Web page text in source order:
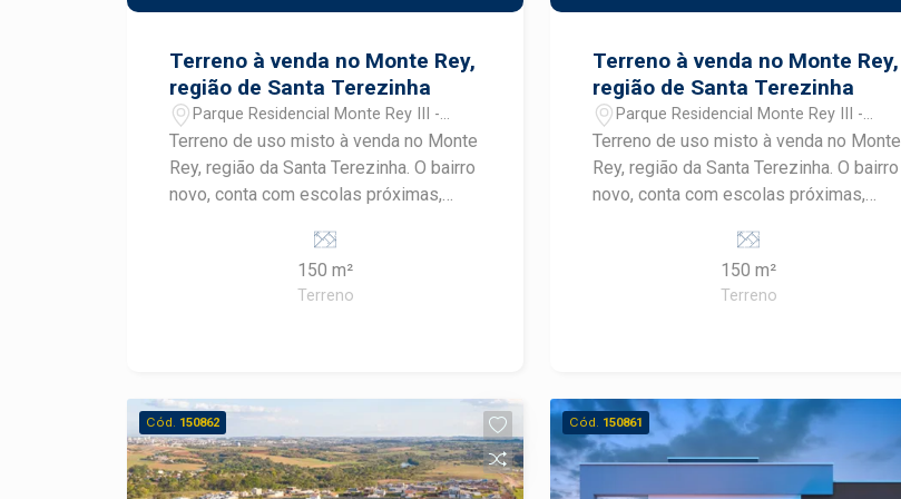
Terreno à venda no Monte Rey,
região de Santa Terezinha
Parque Residencial Monte Rey III -
Piracicaba/SP
Terreno de uso misto à venda no Monte
Rey, região da Santa Terezinha. O bairro
novo, conta com escolas próximas,
potencial para novos comércios. A
venda pode ser feita com
financiamento para casa e construção.
150 m²
Terreno
Terreno à venda no Monte Rey,
região de Santa Terezinha
Parque Residencial Monte Rey III -
Piracicaba/SP
Terreno de uso misto à venda no Monte
Rey, região da Santa Terezinha. O bairro
novo, conta com escolas próximas,
potencial para novos comércios. A
venda pode ser feita com
financiamento para casa e construção.
150 m²
Terreno
Cód. 150862 Cód. 150861